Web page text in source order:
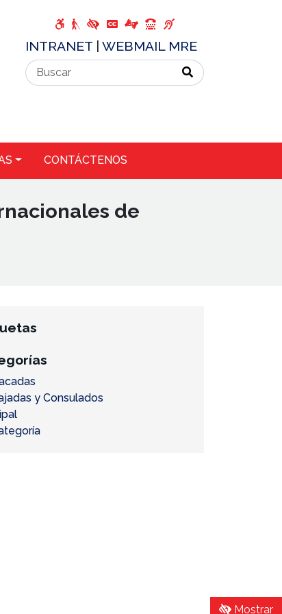
INTRANET WEBMAIL MRE
CONTÁCTENOS
Mostrar
de
y Consulados